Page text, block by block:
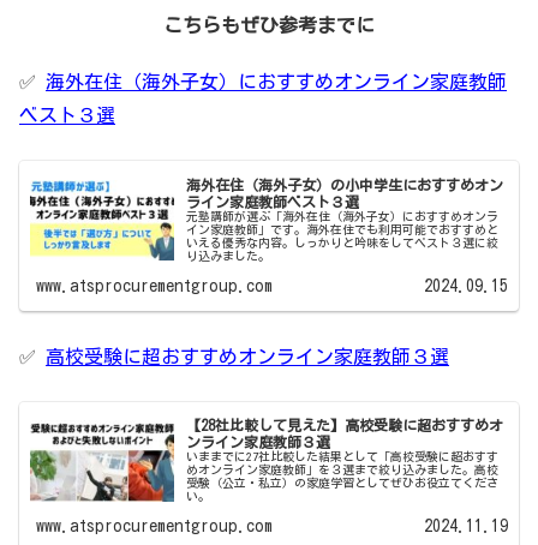
こちらもぜひ参考までに
✅ 海外在住（海外子女）におすすめオンライン家庭教師
ベスト３選
海外在住（海外子女）の小中学生におすすめオン
ライン家庭教師ベスト３選
元塾講師が選ぶ「海外在住（海外子女）におすすめオンラ
イン家庭教師」です。海外在住でも利用可能でおすすめと
いえる優秀な内容。しっかりと吟味をしてベスト３選に絞
り込みました。
www.atsprocurementgroup.com 2024.09.15
✅ 高校受験に超おすすめオンライン家庭教師３選
【28社比較して見えた】高校受験に超おすすめオ
ンライン家庭教師３選
いままでに27社比較した結果として「高校受験に超おすす
めオンライン家庭教師」を３選まで絞り込みました。高校
受験（公立・私立）の家庭学習としてぜひお役立てくださ
い。
www.atsprocurementgroup.com 2024.11.19